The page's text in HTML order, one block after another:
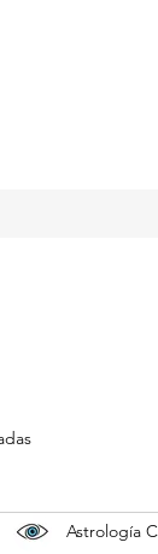
Astrología